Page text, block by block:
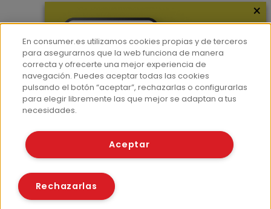
Hemeroteca
Contacto
Prensa
Corpus Lingüístico Consumer
© Fundación EROSKI
Políticas de cookies
×
En consumer.es utilizamos cookies propias y de terceros
para asegurarnos que la web funciona de manera
correcta y ofrecerte una mejor experiencia de
navegación. Puedes aceptar todas las cookies
pulsando el botón “aceptar”, rechazarlas o configurarlas
para elegir libremente las que mejor se adaptan a tus
necesidades.
Aceptar
Rechazarlas